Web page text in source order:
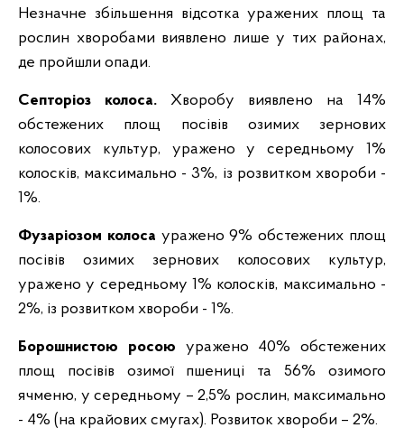
Незначне збільшення відсотка уражених площ та
рослин хворобами виявлено лише у тих районах,
де пройшли опади.
Септоріоз колоса. Хворобу виявлено на
14%
обстежених площ посівів озимих зернових
колосових культур, уражено у середньому 1%
колосків, максимально - 3%, із розвитком хвороби -
1%.
Фузаріозом колоса уражено 9% обстежених площ
посівів озимих зернових колосових культур,
уражено у середньому 1% колосків, максимально -
2%, із розвитком хвороби - 1%.
Борошнистою росою уражено 40% обстежених
площ посівів озимої пшениці та 56% озимого
ячменю, у середньому – 2,5% рослин, максимально
- 4% (на крайових смугах). Розвиток хвороби – 2%.